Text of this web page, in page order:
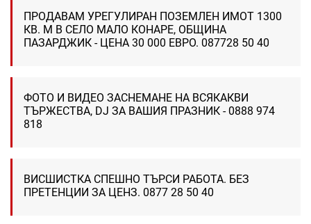
ПРОДАВАМ УРЕГУЛИРАН ПОЗЕМЛЕН ИМОТ 1300
КВ. М В СЕЛО МАЛО КОНАРЕ, ОБЩИНА
ПАЗАРДЖИК - ЦЕНА 30 000 ЕВРО. 087728 50 40
ФОТО И ВИДЕО ЗАСНЕМАНЕ НА ВСЯКАКВИ
ТЪРЖЕСТВА, DJ ЗА ВАШИЯ ПРАЗНИК - 0888 974
818
ВИСШИСТКА СПЕШНО ТЪРСИ РАБОТА. БЕЗ
ПРЕТЕНЦИИ ЗА ЦЕНЗ. 0877 28 50 40